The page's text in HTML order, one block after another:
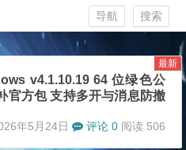
搜索
导航
v4.1.10.19 64 位绿色公
官方包 支持多开与消息防撤
最新
年5月24日 评论 0 阅读 506